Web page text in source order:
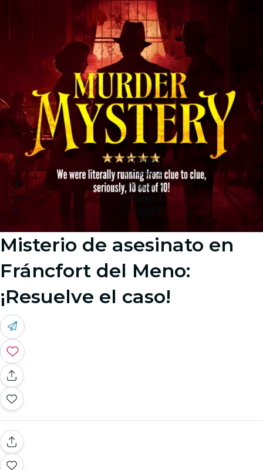
Image 1
Image 2
Image 3
Image 4
Image 5
Misterio de asesinato en
Fráncfort del Meno:
¡Resuelve el caso!